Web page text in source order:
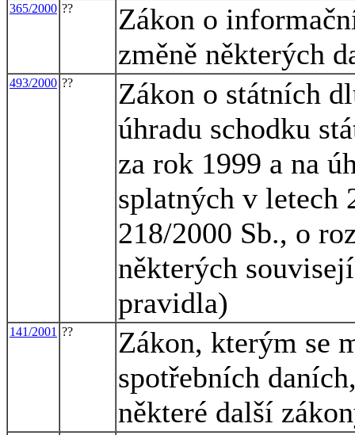
365/2000 ??
Zákon o
změně některých
493/2000 ??
Zákon o státních
úhradu schodku
za rok 1999 a na
splatných v letech
218/2000 Sb., o
některých
pravidla)
141/2001 ??
Zákon, kterým se
spotřebních
některé další